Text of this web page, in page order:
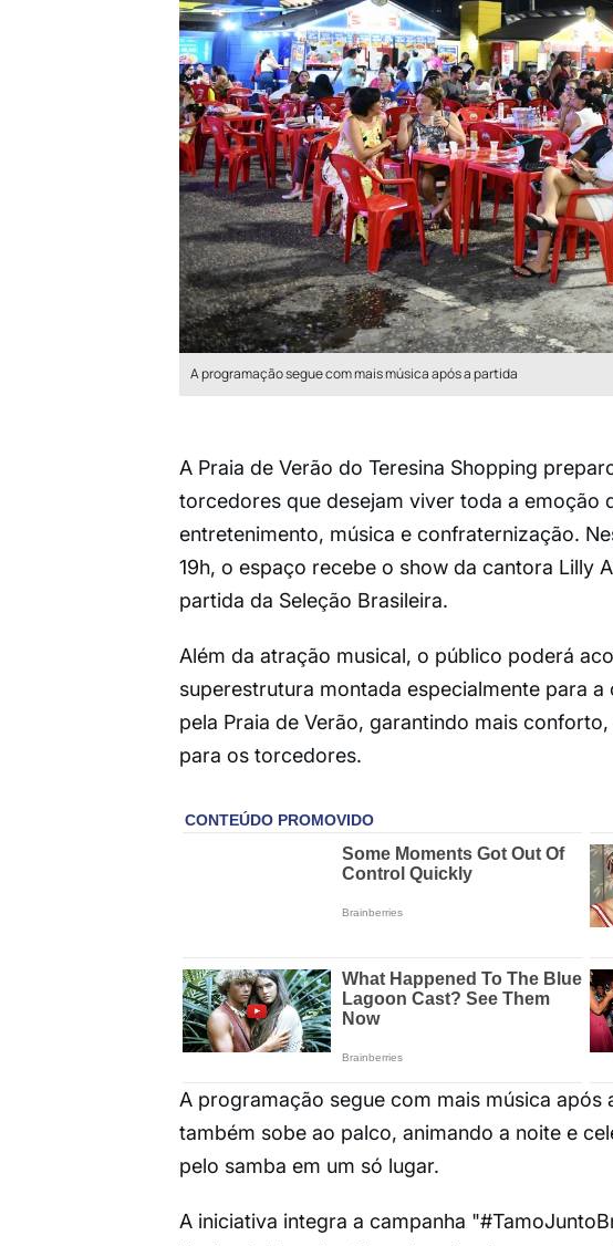
A programação segue com mais música após a partida
A Praia de Verão do Teresina Shopping
torcedores que desejam viver toda a emoção
entretenimento, música e confraternização.
19h, o espaço recebe o show da cantora Lilly
partida da Seleção Brasileira.
Além da atração musical, o público poderá
superestrutura montada especialmente para
pela Praia de Verão, garantindo mais
para os torcedores.
A programação segue com mais música
também sobe ao palco, animando a noite e
pelo samba em um só lugar.
A iniciativa integra a campanha